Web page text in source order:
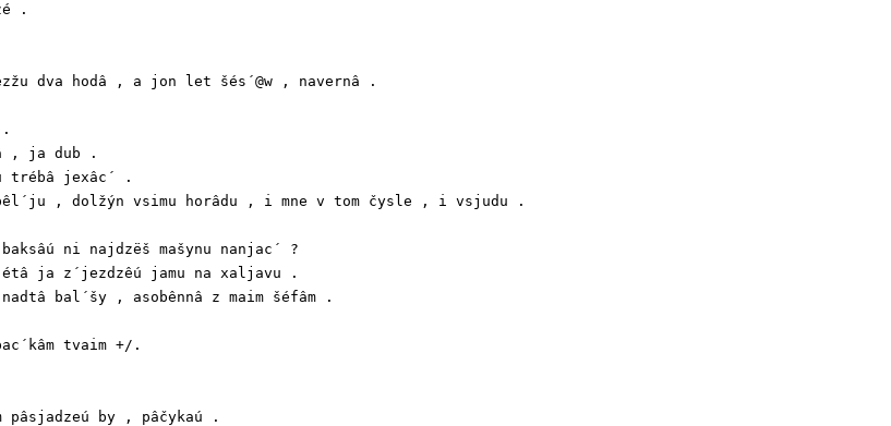
.
dva hodâ , a jon let šés´@w , navernâ .
, ja dub .
trébâ jexâc´ .
, dolžýn vsimu horâdu , i mne v tom čysle , i vsjudu .
ni najdzëš mašynu nanjac´ ?
ja z´jezdzêú jamu na xaljavu .
bal´šy , asobênnâ z maim šéfâm .
tvaim +/.
pâsjadzeú by , pâčykaú .